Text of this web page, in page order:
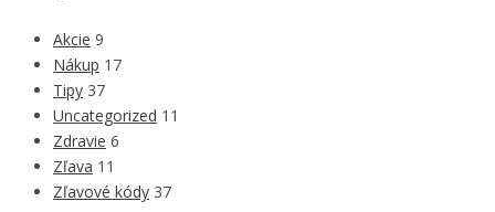
Akcie 9
Nákup 17
Tipy 37
Uncategorized 11
Zdravie 6
Zľava 11
Zľavové kódy 37